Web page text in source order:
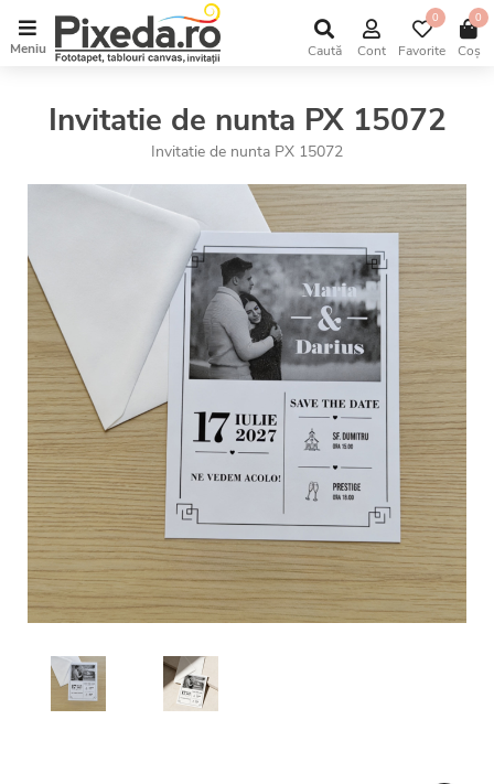
Meniu Caută Cont Favorite
0
Coș
0
Invitatie de nunta PX 15072
Invitatie de nunta PX 15072